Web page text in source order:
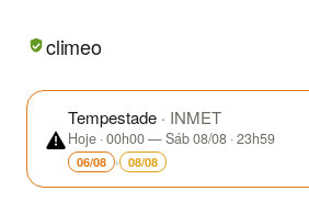
Em São Leopoldo/RS hoje:
climeo
Tempestade · INMET
Hoje · 00h00 — Sáb 08/08 · 23h59
06/08 › 08/08